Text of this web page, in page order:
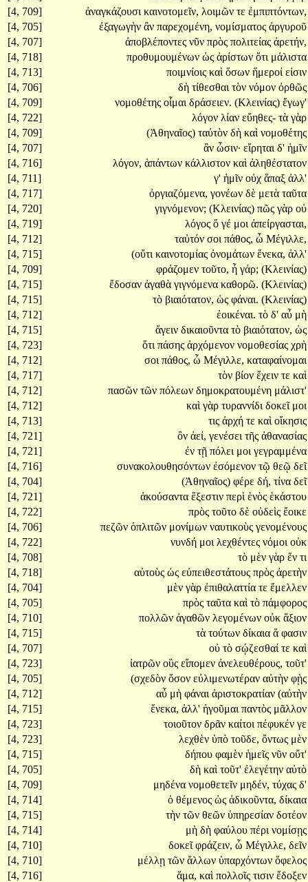
[4, 709]
ἀναγκάζουσι καινοτομεῖν, λοιμῶν τε ἐμπιπτόντων,
[4, 705]
ἐξαγωγὴν ἂν παρεχομένη, νομίσματος ἀργυροῦ
[4, 707]
ἀποβλέποντες νῦν πρὸς πολιτείας ἀρετήν,
[4, 718]
προθυμουμένων ὡς ἀρίστων ὅτι μάλιστα
[4, 713]
ποιμνίοις καὶ ὅσων ἥμεροί εἰσιν
[4, 706]
δὴ τίθεσθαι τὸν νόμον ὀρθῶς
[4, 709]
νομοθέτης οἶμαι δράσειεν. (Κλεινίας) ἔγωγ'
[4, 722]
λόγον λίαν εὔηθες- τὰ γὰρ
[4, 709]
(Ἀθηναῖος) ταὐτὸν δὴ καὶ νομοθέτης
[4, 707]
ἂν ὦσιν· εἴρηται δ' ἡμῖν
[4, 716]
λόγον, ἁπάντων κάλλιστον καὶ ἀληθέστατον
[4, 711]
γ' ἡμῖν οὐχ ἅπαξ ἀλλ'
[4, 717]
ὀργιαζόμενα, γονέων δὲ μετὰ ταῦτα
[4, 720]
γιγνόμενον; (Κλεινίας) πῶς γὰρ οὐ
[4, 719]
λόγος ὅ γέ μοι ἀπείργασται,
[4, 712]
ταὐτόν σοι πάθος, ὦ Μέγιλλε,
[4, 715]
(οὔτι καινοτομίας ὀνομάτων ἕνεκα, ἀλλ'
[4, 709]
φράζομεν τοῦτο, ἦ γάρ; (Κλεινίας)
[4, 715]
ἔδοσαν ἀγαθὰ γιγνόμενα καθορῶ. (Κλεινίας)
[4, 715]
τὸ βιαιότατον, ὡς φάναι. (Κλεινίας)
[4, 712]
ἐοικέναι. τὸ δ' αὖ μὴ
[4, 715]
ἄγειν δικαιοῦντα τὸ βιαιότατον, ὡς
[4, 723]
ὅτι πάσης ἀρχόμενον νομοθεσίας χρὴ
[4, 712]
σοι πάθος, ὦ Μέγιλλε, καταφαίνομαι
[4, 717]
τὸν βίον ἔχειν τε καὶ
[4, 712]
πασῶν τῶν πόλεων δημοκρατουμένη μάλιστ'
[4, 712]
καὶ γὰρ τυραννίδι δοκεῖ μοι
[4, 713]
τις ἀρχή τε καὶ οἴκησις
[4, 721]
ὂν ἀεί, γενέσει τῆς ἀθανασίας
[4, 721]
ἐν τῇ πόλει μοι γεγραμμένα
[4, 716]
συνακολουθησόντων ἐσόμενον τῷ θεῷ δεῖ
[4, 704]
(Ἀθηναῖος) φέρε δή, τίνα δεῖ
[4, 721]
ἀκούσαντα ἔξεστιν περὶ ἑνὸς ἑκάστου
[4, 722]
πρὸς τοῦτο δὲ οὐδεὶς ἔοικε
[4, 706]
πεζῶν ὁπλιτῶν μονίμων ναυτικοὺς γενομένους
[4, 722]
νυνδή μοι λεχθέντες νόμοι οὐκ
[4, 708]
τὸ μὲν γὰρ ἕν τι
[4, 718]
αὐτοὺς ὡς εὐπειθεστάτους πρὸς ἀρετὴν
[4, 704]
μὲν γὰρ ἐπιθαλαττία τε ἔμελλεν
[4, 705]
πρὸς ταῦτα καὶ τὸ πάμφορος
[4, 710]
πολλῶν ἀγαθῶν λεγομένων οὐκ ἄξιον
[4, 715]
τὰ τούτων δίκαια ἅ φασιν
[4, 707]
οὐ τὸ σῴζεσθαί τε καὶ
[4, 723]
ἰατρῶν οὓς εἴπομεν ἀνελευθέρους, τοῦτ'
[4, 705]
(σχεδὸν ὅσον εὐλιμενωτέραν αὐτὴν φῂς
[4, 712]
αὖ μὴ φάναι ἀριστοκρατίαν (αὐτὴν
[4, 715]
ἕνεκα, ἀλλ' ἡγοῦμαι παντὸς μᾶλλον
[4, 723]
τοιοῦτον δρᾶν καίτοι πέφυκέν γε
[4, 723]
λεχθὲν ὑπὸ τοῦδε, ὄντως μὲν
[4, 715]
δήπου φαμὲν ἡμεῖς νῦν οὔτ'
[4, 705]
δὴ καὶ τοῦτ' ἐλεγέτην αὐτὸ
[4, 709]
μηδένα νομοθετεῖν μηδέν, τύχας δ'
[4, 714]
ὁ θέμενος ὡς ἀδικοῦντα, δίκαια
[4, 715]
τὴν τῶν θεῶν ὑπηρεσίαν δοτέον
[4, 714]
μὴ δὴ φαύλου πέρι νομίσῃς
[4, 710]
δοκεῖφράζειν, ὦ Μέγιλλε, δεῖν
[4, 710]
μέλλῃ τῶν ἄλλων ὑπαρχόντων ὄφελος
[4, 716]
ἅμα, καὶ πολλοῖς τισιν ἔδοξεν